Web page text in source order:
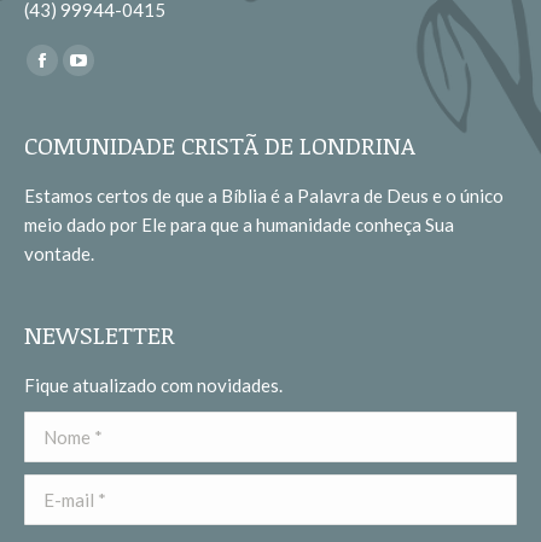
(43) 99944-0415
Encontre-nos em:
Facebook
opens
new
window
opens
new
window
COMUNIDADE CRISTÃ DE LONDRINA
Estamos certos de que a Bíblia é a Palavra de Deus e o único
meio dado por Ele para que a humanidade conheça Sua
vontade.
NEWSLETTER
Fique atualizado com novidades.
Nome *
E-mail *